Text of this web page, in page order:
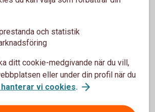
och statistik
ditt cookie-medgivande när du vill,
eller under din profil när du
hanterar vi cookies.